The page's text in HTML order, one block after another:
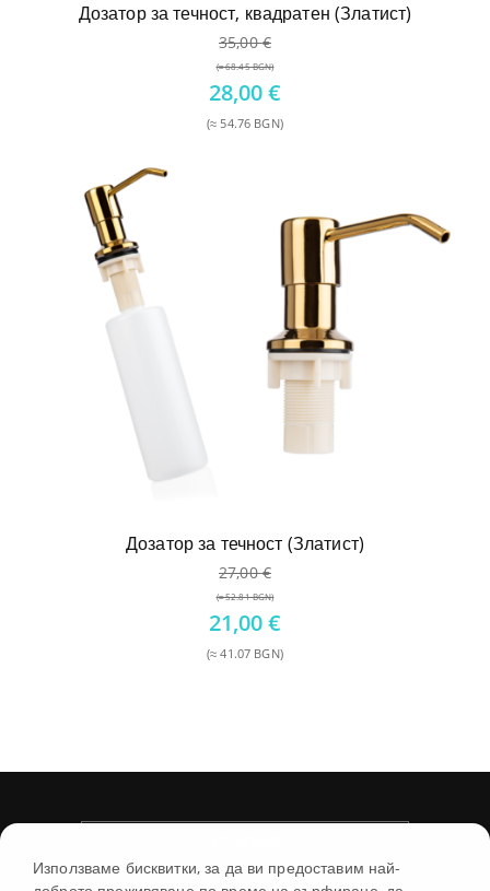
Дозатор за течност, квадратен (Златист)
35,00€
(≈ 68.45 BGN)
Original
price
was:
28,00€
(≈ 54.76 BGN)
28,00 €.
Дозатор за течност (Златист)
27,00€
(≈ 52.81 BGN)
Original
price
was:
21,00€
(≈ 41.07 BGN)
Използваме бисквитки, за да ви предоставим най-